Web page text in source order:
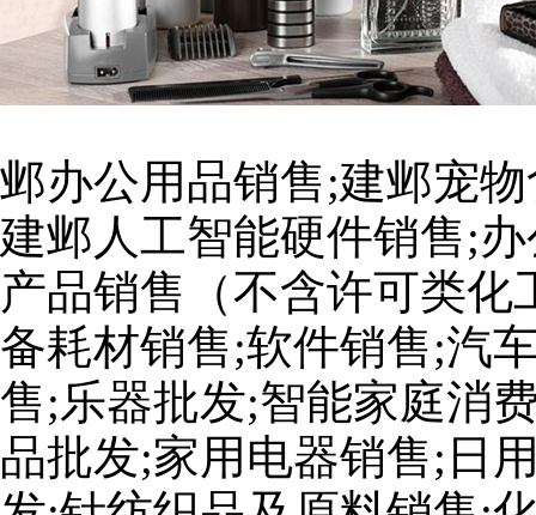
邺办公用品销售;建邺宠
建邺人工智能硬件销售;
产品销售（不含许可类
备耗材销售;软件销售;汽
售;乐器批发;智能家庭消
品批发;家用电器销售;日